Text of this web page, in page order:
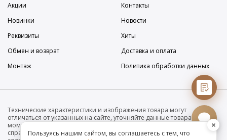
Акции
Контакты
Новинки
Новости
Реквизиты
Хиты
Обмен и возврат
Доставка и оплата
Монтаж
Политика обработки данных
Технические характеристики и изображения товара могут
отличаться от указанных на сайте, уточняйте данные товара на
момент покупки и оплаты. Вся информация на сайте о товарах носит
справочный характер и не является публичной офертой в
Пользуясь нашим сайтом, вы соглашаетесь с тем, что
×